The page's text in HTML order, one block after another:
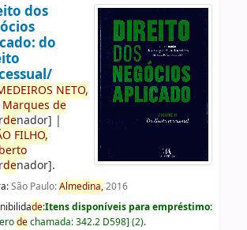
dos
do
DEIROS NETO,
Marques de
denador] |
FILHO,
denador].
São Paulo:Almedina,2016
de:Itens disponíveis para empréstimo:
dechamada:342.2 D598] (2).